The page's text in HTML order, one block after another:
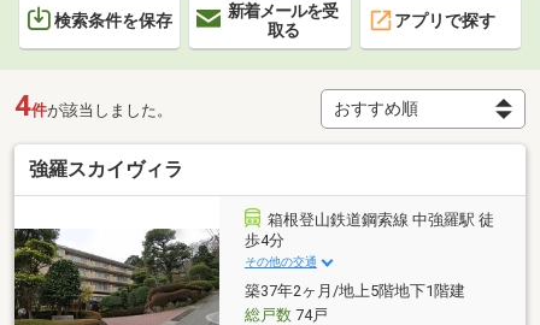
検索条件を保存
新着メールを受
取る
アプリで探す
4件が該当しました。
強羅スカイヴィラ
箱根登山鉄道鋼索線 中強羅駅 徒
歩4分
その他の交通
築37年2ヶ月/地上5階地下1階建
総戸数74戸